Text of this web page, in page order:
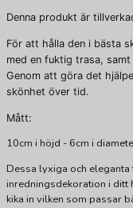
Denna produkt är
För att hålla den i bästa
med en fuktig trasa,
Genom att göra det
skönhet över tid.
Mått:
10cm i höjd - 6cm i
Dessa lyxiga och
inredningsdekoration i ditt
kika in vilken som passar